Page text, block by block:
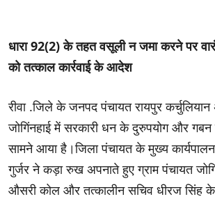
धारा 92(2) के तहत वसूली न जमा करने पर
को तत्काल कार्रवाई के आदेश
​रीवा .जिले के जनपद पंचायत रायपुर कर्चुलियान
जोगिंनहाई में सरकारी धन के दुरुपयोग और गबन
सामने आया है।जिला पंचायत के मुख्य
गुर्जर ने कड़ा रुख अपनाते हुए ग्राम पंचायत
औसरी कोल और तत्कालीन सचिव धीरज सिंह के